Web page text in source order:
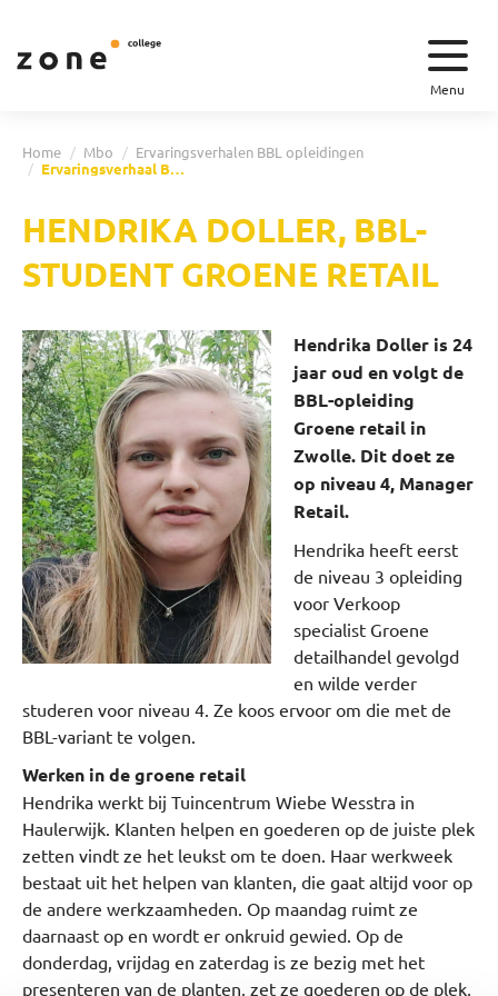
Menu
Home Mbo
Ervaringsverhalen BBL opleidingen
Ervaringsverhaal BBL opleiding – Hendrika
HENDRIKA DOLLER, BBL-
STUDENT GROENE RETAIL
Hendrika Doller is 24
jaar oud en volgt de
BBL-opleiding
Groene retail in
Zwolle. Dit doet ze
op niveau 4, Manager
Retail.
Hendrika heeft eerst
de niveau 3 opleiding
voor Verkoop
specialist Groene
detailhandel gevolgd
en wilde verder
studeren voor niveau 4. Ze koos ervoor om die met de
BBL-variant te volgen.
Werken in de groene retail
Hendrika werkt bij Tuincentrum Wiebe Wesstra in
Haulerwijk. Klanten helpen en goederen op de juiste plek
zetten vindt ze het leukst om te doen. Haar werkweek
bestaat uit het helpen van klanten, die gaat altijd voor op
de andere werkzaamheden. Op maandag ruimt ze
daarnaast op en wordt er onkruid gewied. Op de
donderdag, vrijdag en zaterdag is ze bezig met het
presenteren van de planten, zet ze goederen op de plek,